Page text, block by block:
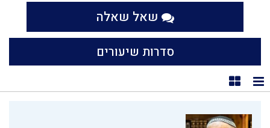
שאל שאלה
סדרות שיעורים
תצוגת רשימה
תצוגת קוביות